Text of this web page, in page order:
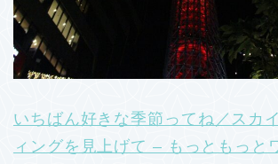
いちばん好きな季節ってね／スカ
ィングを見上げて – もっともっと